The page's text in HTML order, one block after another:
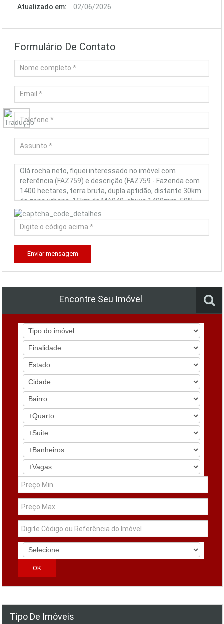
Atualizado em: 02/06/2026
Formulário De Contato
Enviar mensagem
Encontre Seu Imóvel
Tipo De Imóveis